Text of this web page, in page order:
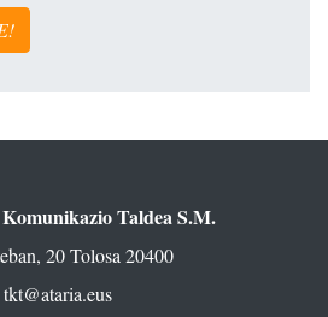
Taldea S.M.
20 Tolosa 20400
tkt@ataria.eus